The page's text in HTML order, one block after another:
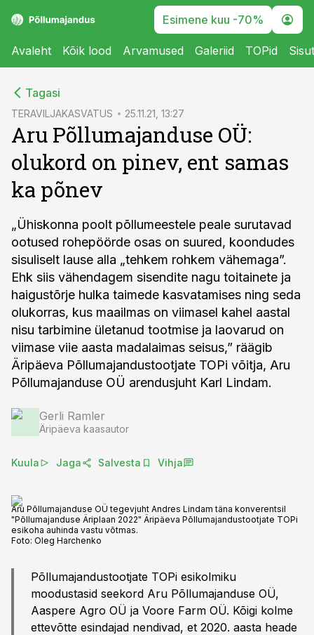
Esimene kuu -70%
Avaleht Kõik lood Arvamused Galeriid TOPid
Tagasi
TERAVILJAKASVATUS 25.11.21, 13:27
Aru Põllumajanduse OÜ:
olukord on pinev, ent samas
ka põnev
„Ühiskonna poolt põllumeestele peale surutavad
ootused rohepöörde osas on suured, koondudes
sisuliselt lause alla „tehkem rohkem vähemaga”.
Ehk siis vähendagem sisendite nagu toitainete ja
haigustõrje hulka taimede kasvatamises ning seda
olukorras, kus maailmas on viimasel kahel aastal
nisu tarbimine ületanud tootmise ja laovarud on
viimase viie aasta madalaimas seisus,” räägib
Äripäeva Põllumajandustootjate TOPi võitja, Aru
Põllumajanduse OÜ arendusjuht Karl Lindam.
Gerli Ramler
Äripäeva kaasautor
Kuula Jaga Salvesta Vihja
Aru Põllumajanduse OÜ tegevjuht Andres Lindam täna konverentsil
"Põllumajanduse Äriplaan 2022" Äripäeva Põllumajandustootjate TOPi
esikoha auhinda vastu võtmas.
Foto: Oleg Harchenko
Põllumajandustootjate TOPi esikolmiku
moodustasid seekord Aru Põllumajanduse OÜ,
Aaspere Agro OÜ ja Voore Farm OÜ. Kõigi kolme
ettevõtte esindajad nendivad, et 2020. aasta heade